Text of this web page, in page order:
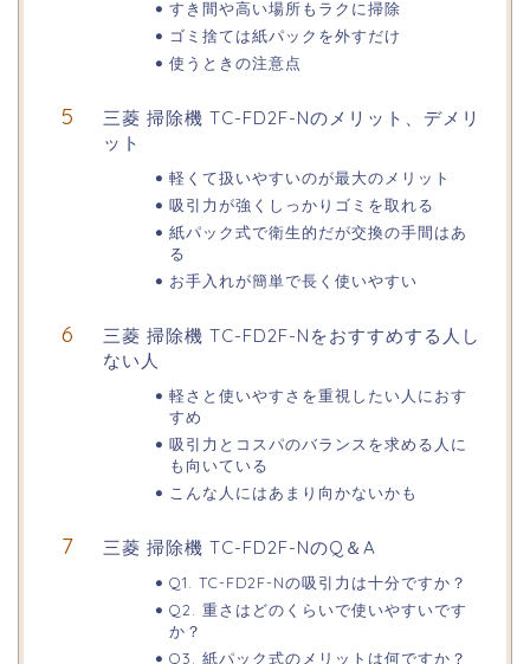
すき間や高い場所もラクに掃除
ゴミ捨ては紙パックを外すだけ
使うときの注意点
三菱 掃除機 TC-FD2F-Nのメリット、デメリ
ット
軽くて扱いやすいのが最大のメリット
吸引力が強くしっかりゴミを取れる
紙パック式で衛生的だが交換の手間はあ
る
お手入れが簡単で長く使いやすい
三菱 掃除機 TC-FD2F-Nをおすすめする人し
ない人
軽さと使いやすさを重視したい人におす
すめ
吸引力とコスパのバランスを求める人に
も向いている
こんな人にはあまり向かないかも
三菱 掃除機 TC-FD2F-NのQ＆A
Q1. TC-FD2F-Nの吸引力は十分ですか？
Q2. 重さはどのくらいで使いやすいです
か？
Q3. 紙パック式のメリットは何ですか？